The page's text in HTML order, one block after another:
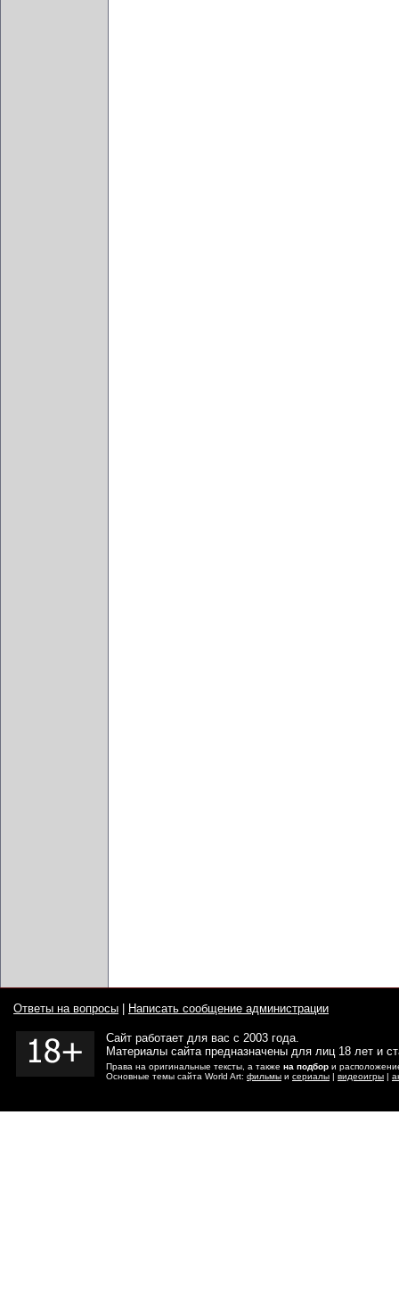
Ответы на вопросы Написать сообщение администрации
Сайт работает для вас с 2003 года.
Материалы сайта предназначены для лиц 18 лет и
Права на оригинальные тексты, а также на подбор и
Основные темы сайта World Art: фильмы и сериалы | видеоигры |